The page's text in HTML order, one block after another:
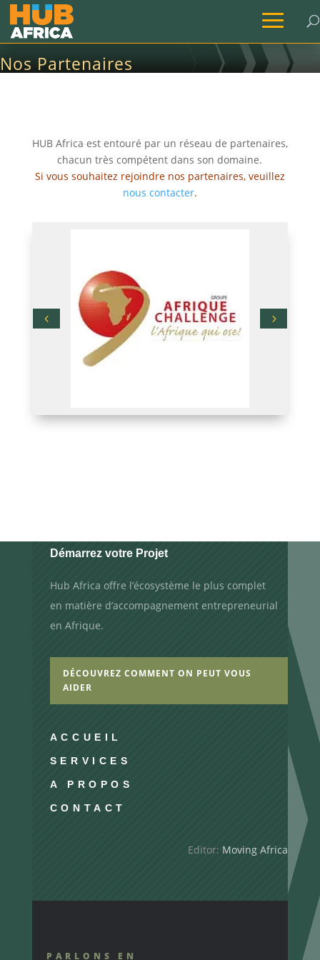
Nos Partenaires
HUB Africa est entouré par un réseau de partenaires,
chacun très compétent dans son domaine.
Si vous souhaitez rejoindre nos partenaires, veuillez
nous contacter.
Démarrez votre Projet
Hub Africa offre l’écosystème le plus complet
en matière d’accompagnement entrepreneurial
en Afrique.
DÉCOUVREZ COMMENT ON PEUT VOUS
AIDER
ACCUEIL
SERVICES
A PROPOS
CONTACT
Editor: Moving Africa
PARLONS EN